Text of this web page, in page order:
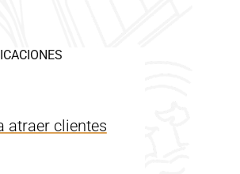
atraer clientes